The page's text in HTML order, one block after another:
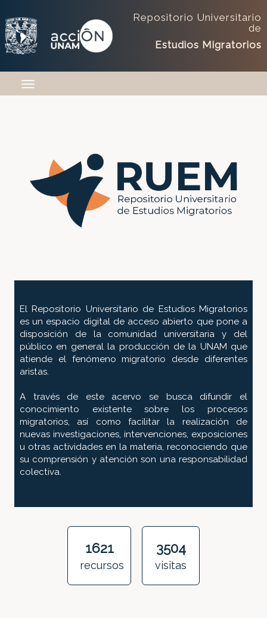
Repositorio Universitario
de
Estudios Migratorios
El Repositorio Universitario de Estudios Migratorios
es un espacio digital de acceso abierto que pone a
disposición de la comunidad universitaria y del
público en general la producción de la UNAM que
atiende el fenómeno migratorio desde diferentes
aristas.
A través de este acervo se busca difundir el
conocimiento existente sobre los procesos
migratorios, así como facilitar la realización de
nuevas investigaciones, intervenciones, exposiciones
u otras actividades en la materia, reconociendo que
su comprensión y atención son una responsabilidad
colectiva.
1621
recursos
3504
visitas